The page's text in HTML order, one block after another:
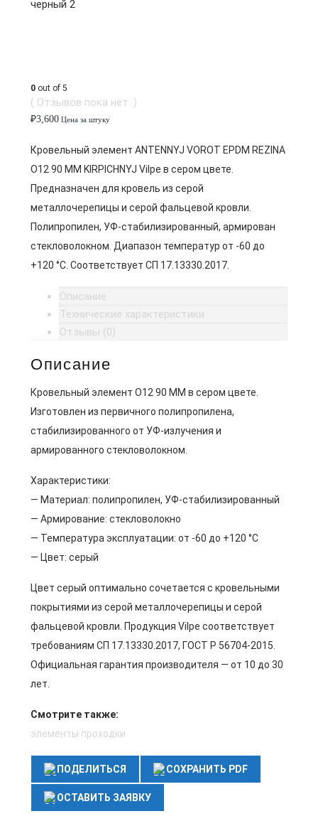
0 out of 5
( Отзывов пока нет. )
₽3,600 Цена за штуку
Кровельный элемент ANTENNYJ VOROT EPDM REZINA
O12 90 MM KIRPICHNYJ Vilpe в сером цвете.
Предназначен для кровель из серой
металлочерепицы и серой фальцевой кровли.
Полипропилен, УФ-стабилизированный, армирован
стекловолокном. Диапазон температур от -60 до
+120 °C. Соответствует СП 17.13330.2017.
Описание
Технические характеристики
Отзывы (0)
Описание
Кровельный элемент O12 90 MM в сером цвете.
Изготовлен из первичного полипропилена,
стабилизированного от УФ-излучения и
армированного стекловолокном.
Характеристики:
— Материал: полипропилен, УФ-стабилизированный
— Армирование: стекловолокно
— Температура эксплуатации: от -60 до +120 °C
— Цвет: серый
Цвет серый оптимально сочетается с кровельными
покрытиями из серой металлочерепицы и серой
фальцевой кровли. Продукция Vilpe соответствует
требованиям СП 17.13330.2017, ГОСТ Р 56704-2015.
Официальная гарантия производителя — от 10 до 30
лет.
Смотрите также:
элементы проходки
ПОДЕЛИТЬСЯ СОХРАНИТЬ PDF
ОСТАВИТЬ ЗАЯВКУ